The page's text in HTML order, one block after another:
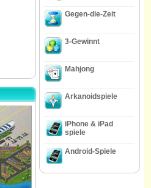
Gegen-die-Zeit
3-Gewinnt
Mahjong
Arkanoidspiele
iPhone & iPad
spiele
Android-Spiele